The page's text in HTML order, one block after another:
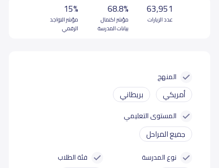
63,951
عدد الزيارات
68.8%
مؤشر اكتمال
بيانات المدرسة
15%
مؤشر التواجد
الرقمي
المنهج
أمريكي بريطاني
المستوى التعليمي
جميع المراحل
نوع المدرسة فئة الطلاب